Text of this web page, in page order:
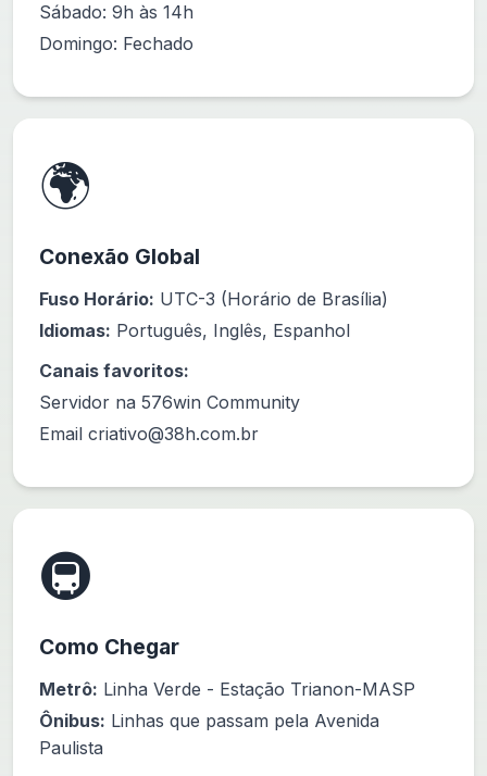
Sábado: 9h às 14h
Domingo: Fechado
🌍
Conexão Global
Fuso Horário: UTC-3 (Horário de Brasília)
Idiomas: Português, Inglês, Espanhol
Canais favoritos:
Servidor na 576win Community
Email criativo@38h.com.br
🚇
Como Chegar
Metrô: Linha Verde - Estação Trianon-MASP
Ônibus: Linhas que passam pela Avenida
Paulista